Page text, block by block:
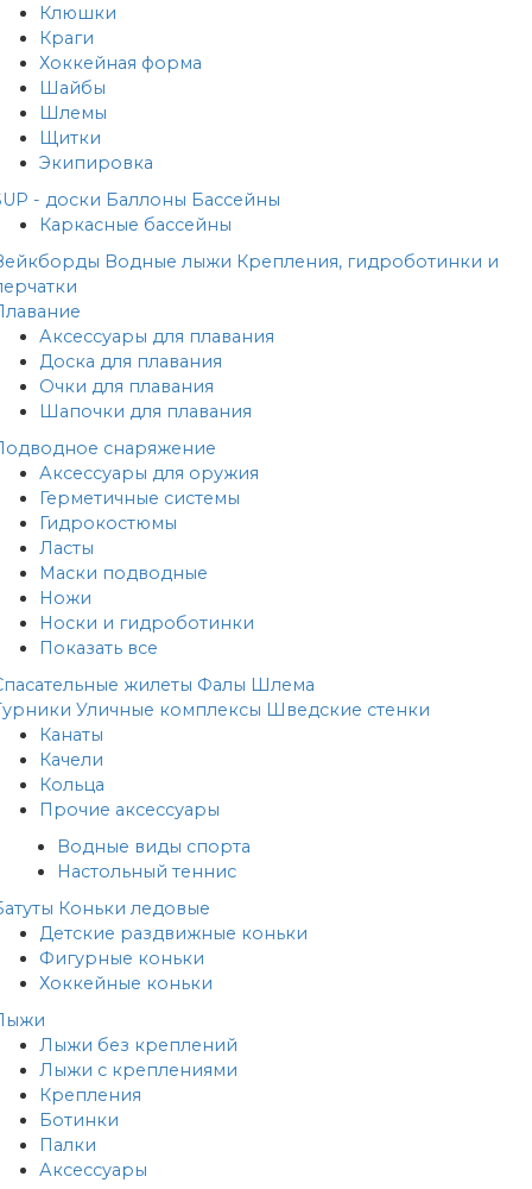
Клюшки
Краги
Хоккейная форма
Шайбы
Шлемы
Щитки
Экипировка
- доски Баллоны Бассейны
Каркасные бассейны
Водные лыжи Крепления, гидроботинки и
Аксессуары для плавания
Доска для плавания
Очки для плавания
Шапочки для плавания
снаряжение
Аксессуары для оружия
Герметичные системы
Гидрокостюмы
Ласты
Маски подводные
Ножи
Носки и гидроботинки
Показать все
жилеты Фалы Шлема
Уличные комплексы Шведские стенки
Канаты
Качели
Кольца
Прочие аксессуары
Водные виды спорта
Настольный теннис
Коньки ледовые
Детские раздвижные коньки
Фигурные коньки
Хоккейные коньки
Лыжи без креплений
Лыжи с креплениями
Крепления
Ботинки
Палки
Аксессуары